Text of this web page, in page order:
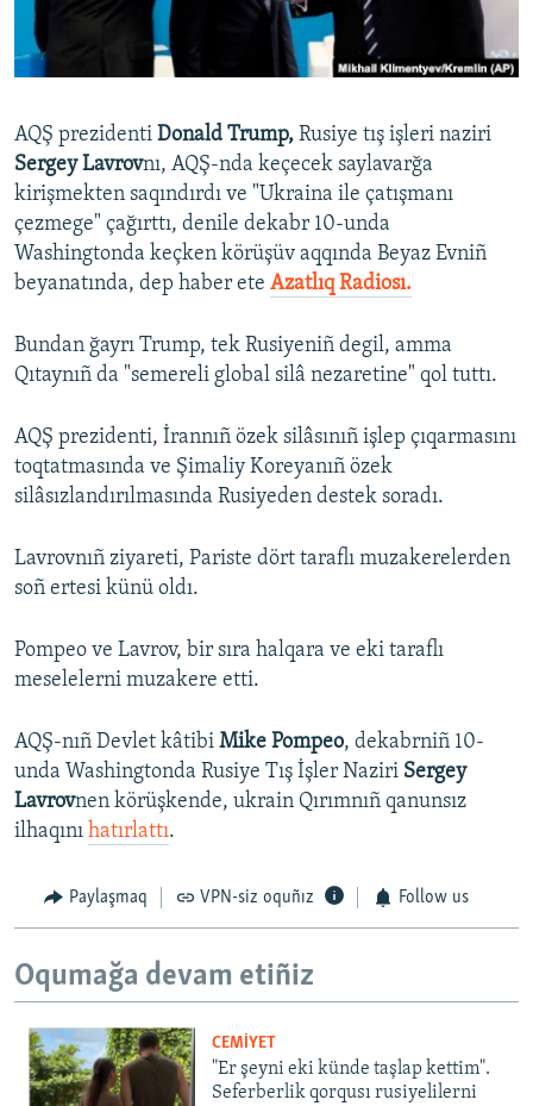
Русский
Українською
QOŞULIÑIZ!
RFE/RS bütün saytları
AQŞ prezidenti Donald Trump, Rusiye tış işleri naziri
Sergey Lavrovnı, AQŞ-nda keçecek saylavarğa
kirişmekten saqındırdı ve "Ukraina ile çatışmanı
çezmege" çağırttı, denile dekabr 10-unda
Washingtonda keçken körüşüv aqqında Beyaz Evniñ
beyanatında, dep haber ete Azatlıq Radiosı.
Bundan ğayrı Trump, tek Rusiyeniñ degil, amma
Qıtaynıñ da "semereli global silâ nezaretine" qol tuttı.
AQŞ prezidenti, İrannıñ özek silâsınıñ işlep çıqarmasını
toqtatmasında ve Şimaliy Koreyanıñ özek
silâsızlandırılmasında Rusiyeden destek soradı.
Lavrovnıñ ziyareti, Pariste dört taraflı muzakerelerden
soñ ertesi künü oldı.
Pompeo ve Lavrov, bir sıra halqara ve eki taraflı
meselelerni muzakere etti.
AQŞ-nıñ Devlet kâtibi Mike Pompeo, dekabrniñ 10-
unda Washingtonda Rusiye Tış İşler Naziri Sergey
Lavrovnen körüşkende, ukrain Qırımnıñ qanunsız
ilhaqını hatırlattı.
Paylaşmaq VPN-siz oquñız Follow us
Oqumağa devam etiñiz
CEMİYET
"Er şeyni eki künde taşlap kettim".
Seferberlik qorqusı rusiyelilerni